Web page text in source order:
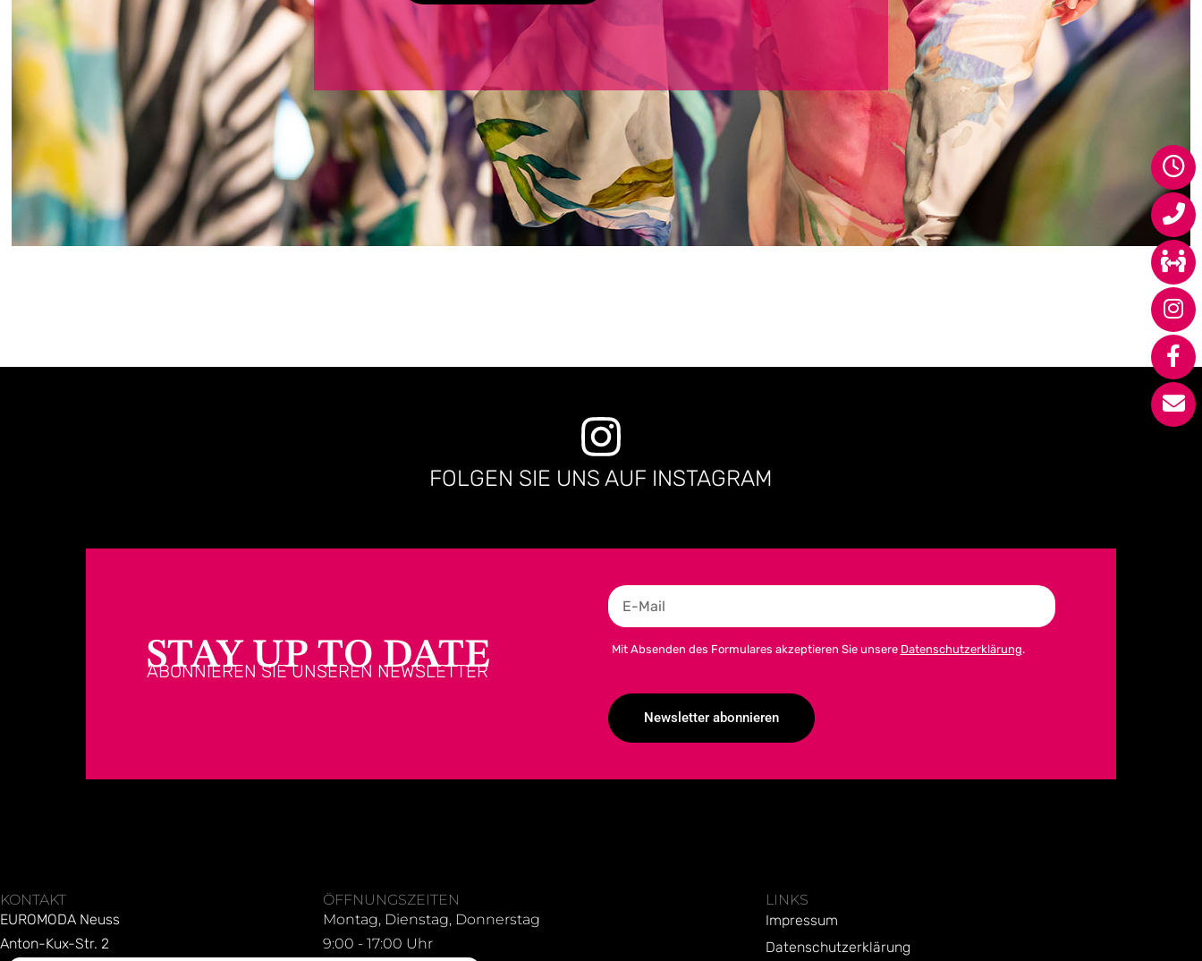
Alternative:
FOLGEN SIE UNS AUF INSTAGRAM
STAY UP TO DATE
ABONNIEREN SIE UNSEREN NEWSLETTER
Mit Absenden des Formulares akzeptieren Sie unsere Datenschutzerklärung.
Newsletter abonnieren
KONTAKT
EUROMODA Neuss
Anton-Kux-Str. 2
ÖFFNUNGSZEITEN
Montag, Dienstag, Donnerstag
9:00 - 17:00 Uhr
LINKS
Impressum
Datenschutzerklärung